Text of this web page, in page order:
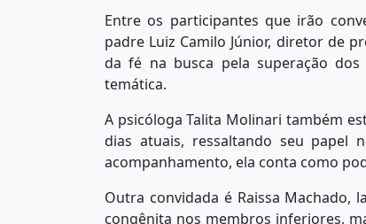
Entre os participantes que irão
padre Luiz Camilo Júnior, diretor de
da fé na busca pela superação
temática.
A psicóloga Talita Molinari também
dias atuais, ressaltando seu papel
acompanhamento, ela conta como
Outra convidada é Raissa Machado,
congênita nos membros inferiores,